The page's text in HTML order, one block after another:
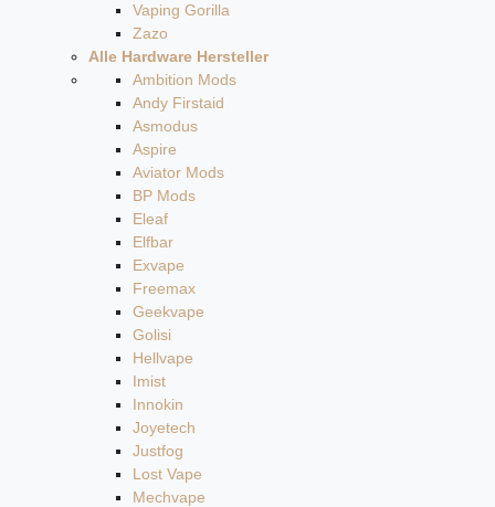
Vaping Gorilla
Zazo
Alle Hardware Hersteller
Ambition Mods
Andy Firstaid
Asmodus
Aspire
Aviator Mods
BP Mods
Eleaf
Elfbar
Exvape
Freemax
Geekvape
Golisi
Hellvape
Imist
Innokin
Joyetech
Justfog
Lost Vape
Mechvape